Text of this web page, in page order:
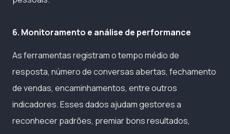
6. Monitoramento e análise de performance
As ferramentas registram o tempo médio de
resposta, número de conversas abertas, fechamento
de vendas, encaminhamentos, entre outros
indicadores. Esses dados ajudam gestores a
reconhecer padrões, premiar bons resultados,